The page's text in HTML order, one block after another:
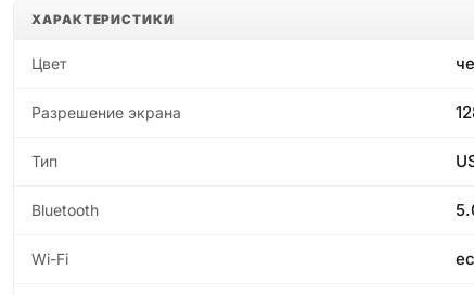
ХАРАКТЕРИСТИКИ
Цвет
Разрешение экрана
Тип
Bluetooth
Wi-Fi